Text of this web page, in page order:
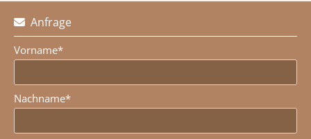
 Anfrage
Vorname*
Nachname*